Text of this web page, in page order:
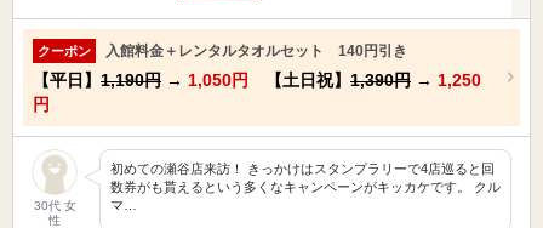
クーポン 入館料金＋レンタルタオルセット 140円引き
【平日】 1,190円 → 1,050円 【土日祝】 1,390円 → 1,250
円
30代 女
性
初めての瀬谷店来訪！ きっかけはスタンプラリーで4店巡ると回
数券がも貰えるという多くなキャンペーンがキッカケです。 クル
マ…